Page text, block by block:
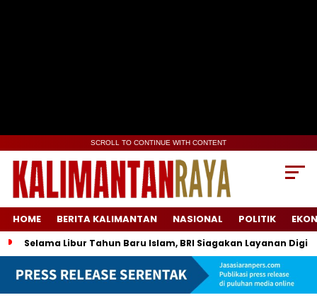
SCROLL TO CONTINUE WITH CONTENT
HOME BERITA KALIMANTAN NASIONAL POLITIK
Selama Libur Tahun Baru Islam, BRI Siagakan Layanan